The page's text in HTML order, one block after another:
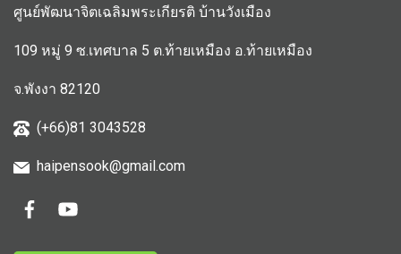
ศูนย์พัฒนาจิตเฉลิมพระเกียรติ บ้านวังเมือง
109 หมู่ 9 ซ.เทศบาล 5 ต.ท้ายเหมือง อ.ท้ายเหมือง
จ.พังงา 82120
(+66)81 3043528
haipensook@gmail.com